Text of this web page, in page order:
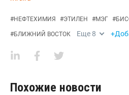
#НЕФТЕХИМИЯ #ЭТИЛЕН #МЭГ #
#БЛИЖНИЙ ВОСТОК Еще 8
Похожие новости